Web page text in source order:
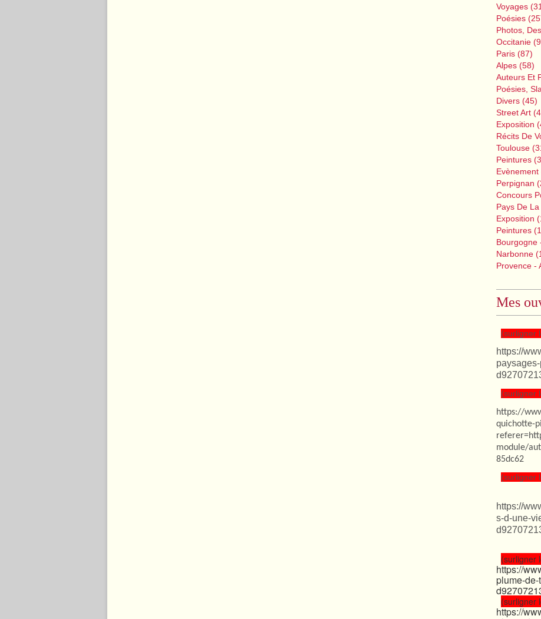
Voyages
Poésies
Photos,
Occitanie
Paris (87)
Alpes (58)
Auteurs Et
Poésies,
Divers (45)
Street Art
Exposition
Récits De
Toulouse
Peintures
Evènement
Perpignan
Concours
Pays De
Exposition
Peintures
Bourgogne
Narbonne
Provence -
Mes
(surligner
https://
(surligner
https://
quichotte-
module/
85dc62
(surligner
https://
s-d-une-
(surligner
https://
plume-
(surligner
https://